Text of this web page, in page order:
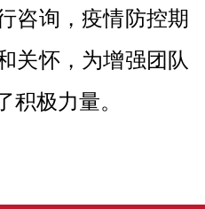
咨询，疫情防控期
关怀，为增强团队
积极力量。